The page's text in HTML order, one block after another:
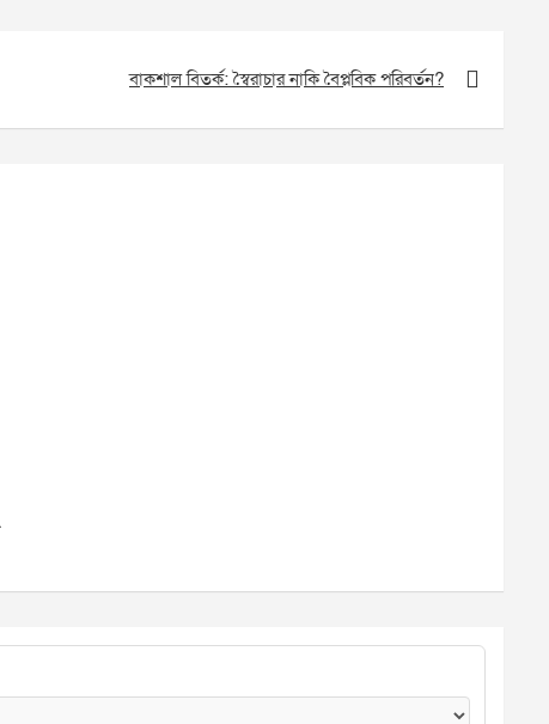
বাকশাল বিতর্ক: স্বৈরাচার নাকি বৈপ্লবিক পরিবর্তন?